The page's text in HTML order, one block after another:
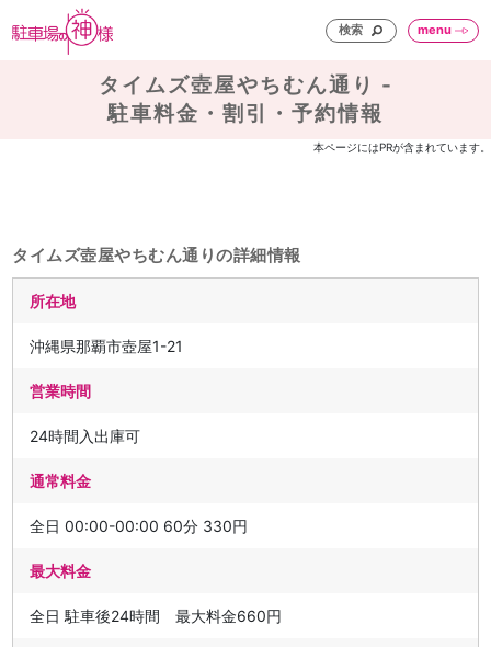
検索 menu
タイムズ壺屋やちむん通り -
駐車料金・割引・予約情報
本ページにはPRが含まれています。
タイムズ壺屋やちむん通りの詳細情報
所在地
沖縄県那覇市壺屋1-21
営業時間
24時間入出庫可
通常料金
全日 00:00-00:00 60分 330円
最大料金
全日 駐車後24時間 最大料金660円